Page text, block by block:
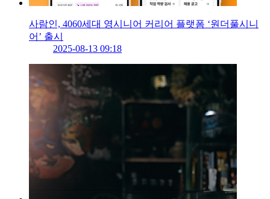
사람인, 4060세대 영시니어 커리어 플랫폼 ‘원더풀시니
어’ 출시
2025-08-13 09:18